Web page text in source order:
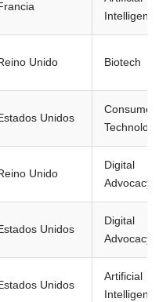
Unido Biotech
Unidos
Consumer
Unido
Digital
Advocacy
Unidos
Digital
Advocacy
Unidos
Artificial